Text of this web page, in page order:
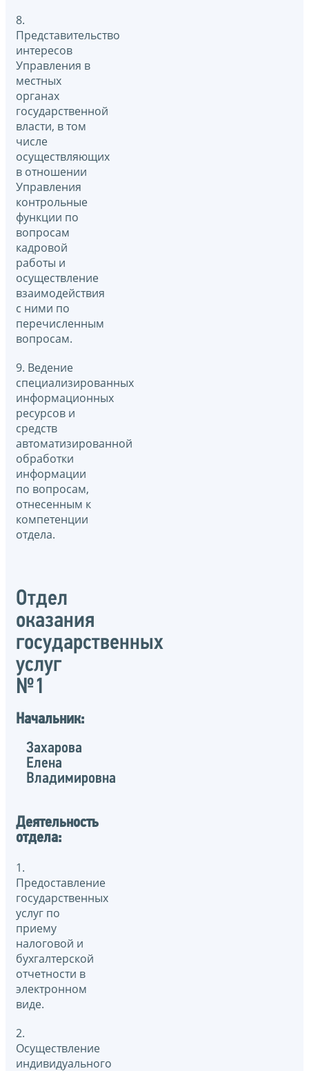
8.
Представительство
интересов
Управления в
местных
органах
государственной
власти, в том
числе
осуществляющих
в отношении
Управления
контрольные
функции по
вопросам
кадровой
работы и
осуществление
взаимодействия
с ними по
перечисленным
вопросам.
9. Ведение
специализированных
информационных
ресурсов и
средств
автоматизированной
обработки
информации
по вопросам,
отнесенным к
компетенции
отдела.
Отдел
оказания
государственных
услуг
№1
Начальник:
Захарова
Елена
Владимировна
Деятельность
отдела:
1.
Предоставление
государственных
услуг по
приему
налоговой и
бухгалтерской
отчетности в
электронном
виде.
2.
Осуществление
индивидуального